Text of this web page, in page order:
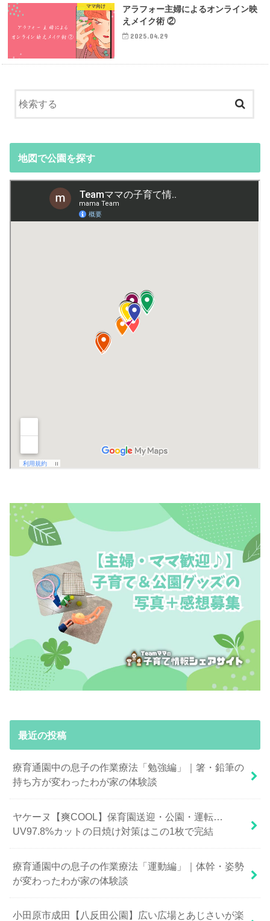
ママ向け
アラフォー主婦によるオンライン映
えメイク術 ②
2025.04.29
地図で公園を探す
最近の投稿
療育通園中の息子の作業療法「勉強編」｜箸・鉛筆の
持ち方が変わったわが家の体験談
ヤケーヌ【爽COOL】保育園送迎・公園・運転…
UV97.8%カットの日焼け対策はこの1枚で完結
療育通園中の息子の作業療法「運動編」｜体幹・姿勢
が変わったわが家の体験談
小田原市成田【八反田公園】広い広場とあじさいが楽